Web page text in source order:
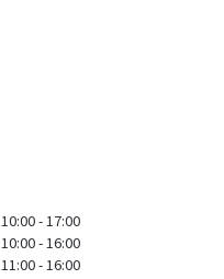
10:00 - 17:00
10:00 - 16:00
11:00 - 16:00